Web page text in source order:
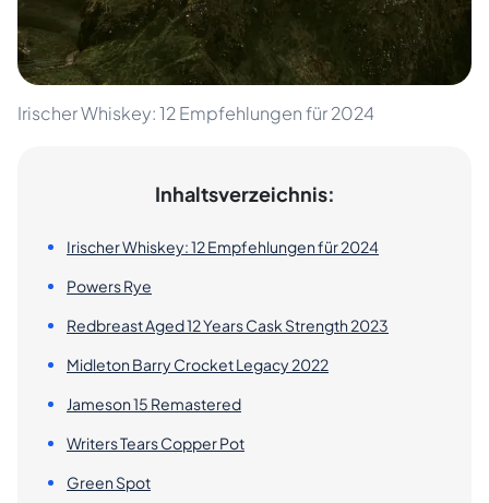
Irischer Whiskey: 12 Empfehlungen für 2024
Inhaltsverzeichnis:
Irischer Whiskey: 12 Empfehlungen für 2024
Powers Rye
Redbreast Aged 12 Years Cask Strength 2023
Midleton Barry Crocket Legacy 2022
Jameson 15 Remastered
Writers Tears Copper Pot
Green Spot